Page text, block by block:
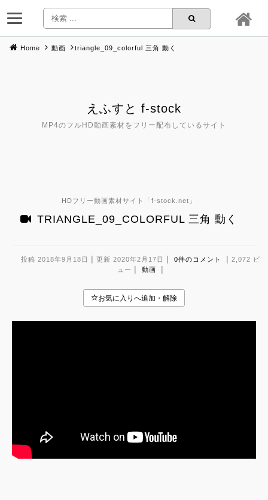
Home 動画 triangle_09_colorful 三角 動く
えふすと f-stock
MP4のフルHD動画素材をフリー配布しているサイト
HDフリー動画素材サイト「f-stock.net 」
TRIANGLE_09_COLORFUL 三角 動く
投稿 2018年9月18日 | 更新 2020年2月17日 | 0件のコメント | 2,072 ビ
ュー | 動画 |